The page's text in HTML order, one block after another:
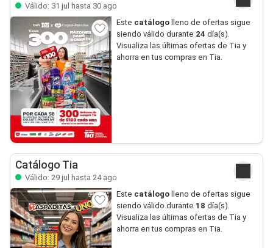
Válido: 31 jul hasta 30 ago
Este catálogo lleno de ofertas sigue
siendo válido durante 24 día(s).
Visualiza las últimas ofertas de Tia y
ahorra en tus compras en Tia.
Catálogo Tia
Válido: 29 jul hasta 24 ago
Este catálogo lleno de ofertas sigue
siendo válido durante 18 día(s).
Visualiza las últimas ofertas de Tia y
ahorra en tus compras en Tia.